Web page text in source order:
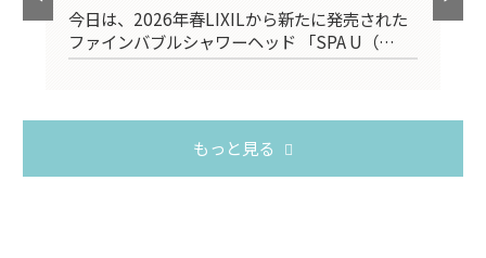
今日は、2026年春LIXILから新たに発売された
ファインバブルシャワーヘッド 「SPA U（…
もっと見る